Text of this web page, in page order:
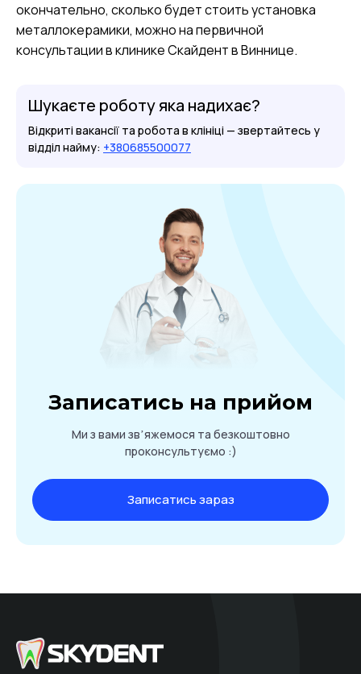
окончательно, сколько будет стоить установка
металлокерамики, можно на первичной
консультации в клинике Скайдент в Виннице.
Шукаєте роботу яка надихає?
Відкриті вакансії та робота в клініці — звертайтесь у
відділ найму: +380685500077
Записатись на прийом
Ми з вами звʼяжемося та безкоштовно
проконсультуємо :)
Записатись зараз